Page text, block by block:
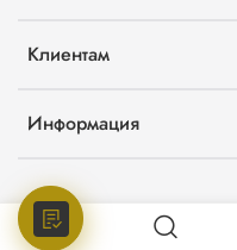
Клиентам
Информация